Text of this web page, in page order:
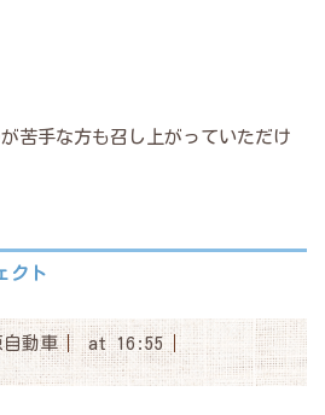
苦手な方も召し上がっていただけ
クト
動車
at 16:55